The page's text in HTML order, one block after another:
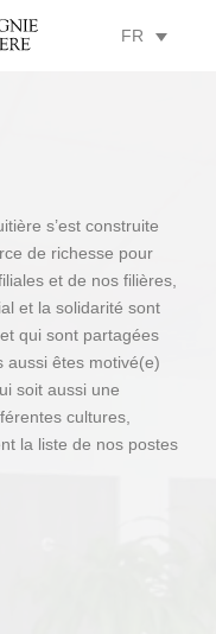
FR
s’est construite
de richesse pour
et de nos filières,
et la solidarité sont
qui sont partagées
aussi êtes motivé(e)
soit aussi une
cultures,
la liste de nos postes